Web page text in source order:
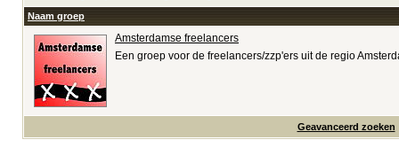
Naam groep
Amsterdamse freelancers
Een groep voor de freelancers/zzp'ers uit de regio
Geavanceerd zoeken